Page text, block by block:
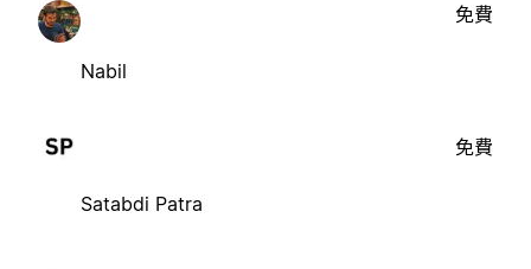
Nabil
免費
Satabdi Patra
免費